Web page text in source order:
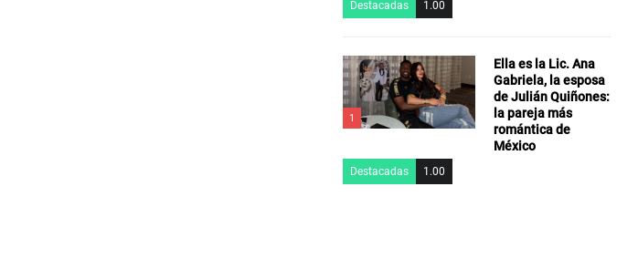
Destacadas 1.00
1
Ella es la Lic. Ana
Gabriela, la esposa
de Julián Quiñones:
la pareja más
romántica de
México
Destacadas 1.00